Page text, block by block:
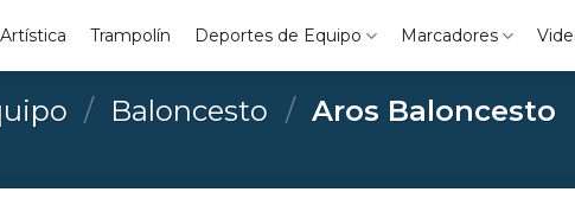
Trampolín Deportes de Equipo Marcadores
/ Baloncesto / Aros Baloncesto